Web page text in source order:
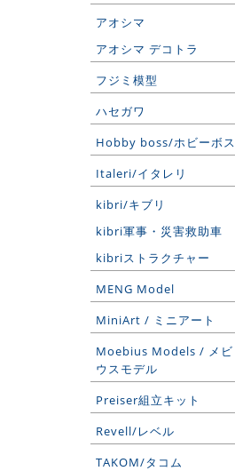
アオシマ
アオシマ デコトラ
フジミ模型
ハセガワ
Hobby boss/ホビーボス
Italeri/イタレリ
kibri/キブリ
kibri軍事・災害救助車
kibriストラクチャー
MENG Model
MiniArt / ミニアート
Moebius Models / メビ
ウスモデル
Preiser組立キット
Revell/レベル
TAKOM/タコム